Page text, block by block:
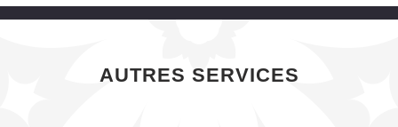
AUTRES SERVICES